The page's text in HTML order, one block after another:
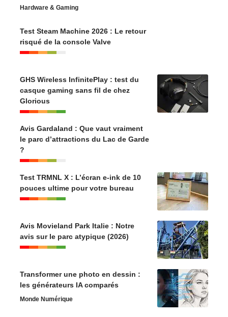
Hardware & Gaming
Test Steam Machine 2026 : Le retour
risqué de la console Valve
GHS Wireless InfinitePlay : test du
casque gaming sans fil de chez
Glorious
Avis Gardaland : Que vaut vraiment
le parc d’attractions du Lac de Garde
?
Test TRMNL X : L’écran e-ink de 10
pouces ultime pour votre bureau
Avis Movieland Park Italie : Notre
avis sur le parc atypique (2026)
Transformer une photo en dessin :
les générateurs IA comparés
Monde Numérique